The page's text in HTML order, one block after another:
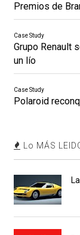
Premios de
Case Study
Grupo Renault
un lío
Case Study
Polaroid
Lo MÁS